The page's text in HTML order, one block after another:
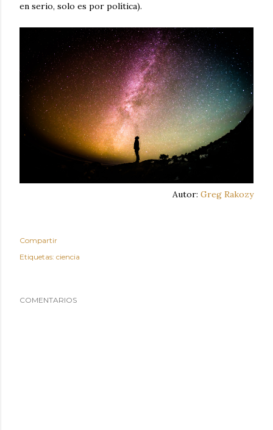
en serio, solo es por política).
Autor: Greg Rakozy
Compartir
Etiquetas: ciencia
COMENTARIOS